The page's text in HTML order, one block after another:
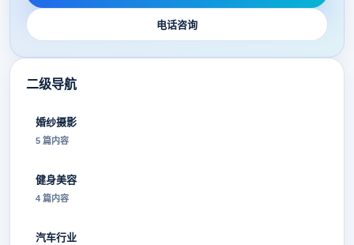
电话咨询
二级导航
婚纱摄影
5 篇内容
健身美容
4 篇内容
汽车行业